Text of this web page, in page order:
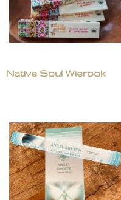
Native Soul Wierook